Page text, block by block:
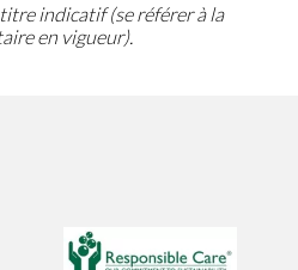
indicatif (se référer à la
en vigueur).